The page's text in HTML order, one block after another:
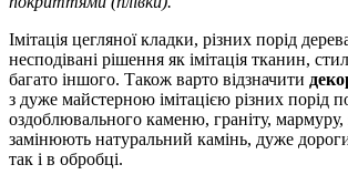
Імітація цегляної кладки, різних порід
несподівані рішення як імітація тканин,
багато іншого. Також варто відзначити
з дуже майстерною імітацією різних порід
оздоблювального каменю, граніту, мармуру,
замінюють натуральний камінь, дуже
так і в обробці.